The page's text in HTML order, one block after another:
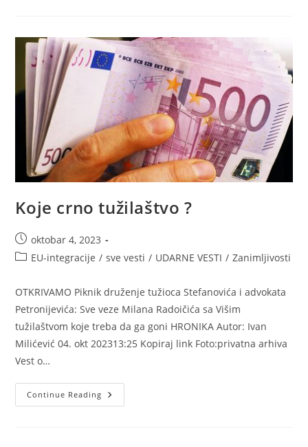
Koje crno tužilaštvo ?
Post
published:
oktobar 4, 2023
PostEU-integracije / sve vesti / UDARNE VESTI / Zanimljivosti
OTKRIVAMO Piknik druženje tužioca Stefanovića i advokata
Petronijevića: Sve vеze Milana Radoičića sa Višim
tužilaštvom koje treba da ga goni HRONIKA Autor: Ivan
Milićević 04. okt 202313:25 Kopiraj link Foto:privatna arhiva
Vest o…
Continue Reading Koje
Crno